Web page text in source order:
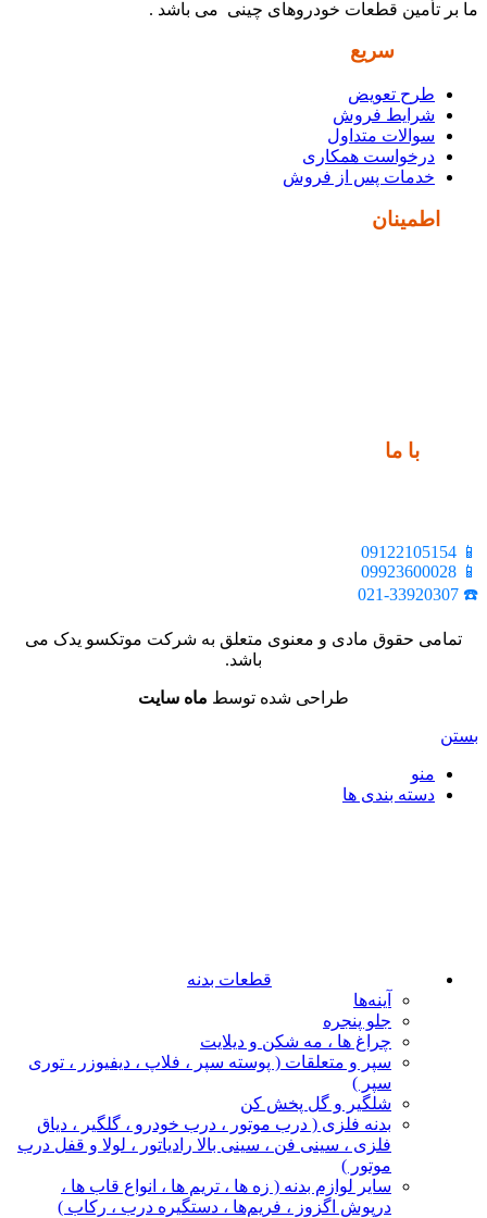
ما بر تأمین قطعات خودروهای چینی می باشد .
سریع
طرح تعویض
شرایط فروش
سوالات متداول
درخواست همکاری
خدمات پس از فروش
اطمینان
با ما
📱 09122105154
📱 09923600028
☎️ 021-33920307
تمامی حقوق مادی و معنوی متعلق به شرکت موتکسو یدک می
باشد.
طراحی شده توسط ماه سایت
بستن
منو
دسته بندی ها
قطعات بدنه
آینه‌ها
جلو پنجره
چراغ‌ ها ، مه‌ شکن و دیلایت
سپر و متعلقات ( پوسته سپر ، فلاپ ، دیفیوزر ، توری
سپر )
شلگیر و گل‌ پخش‌ کن
بدنه فلزی ( درب موتور ، درب خودرو ، گلگیر ، دیاق
فلزی ، سینی فن ، سینی بالا رادیاتور ، لولا و قفل درب
موتور )
سایر لوازم بدنه ( زه ها ، تریم ها ، انواع قاب ها ،
درپوش اگزوز ، فریم‌ها ، دستگیره درب ، رکاب )